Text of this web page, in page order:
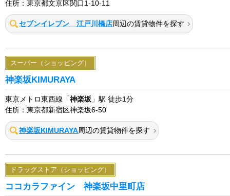
住所：東京都文京区関口1-10-11
セブンイレブン 江戸川橋店周辺の賃貸物件を探す
スーパー（ショッピング）
神楽坂KIMURAYA
東京メトロ東西線「 神楽坂 」駅 徒歩1分
住所：東京都新宿区神楽坂6-50
神楽坂KIMURAYA周辺の賃貸物件を探す
ドラッグストア（ショッピング）
ココカラファイン 神楽坂中里町店